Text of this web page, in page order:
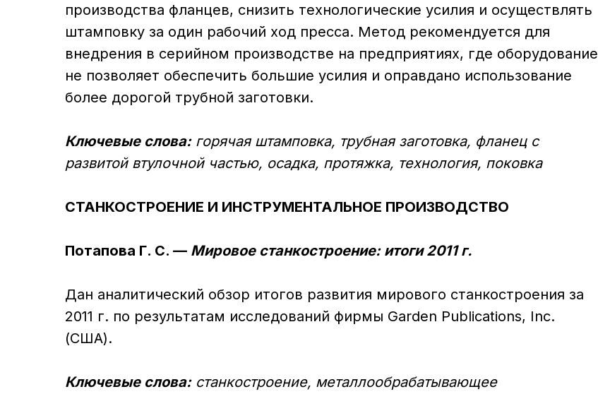
производства фланцев, снизить технологические усилия и осуществлять
штамповку за один рабочий ход пресса. Метод рекомендуется для
внедрения в серийном производстве на предприятиях, где оборудование
не позволяет обеспечить большие усилия и оправдано использование
более дорогой трубной заготовки.
Ключевые слова:горячая штамповка, трубная заготовка, фланец с
развитой втулочной частью, осадка, протяжка, технология, поковка
СТАНКОСТРОЕНИЕ И ИНСТРУМЕНТАЛЬНОЕ ПРОИЗВОДСТВО
Потапова Г. С. — Мировое станкостроение: итоги 2011 г.
Дан аналитический обзор итогов развития мирового станкостроения за
2011 г. по результатам исследований фирмы Garden Publications, Inc.
(США).
Ключевые слова:станкостроение, металлообрабатывающее